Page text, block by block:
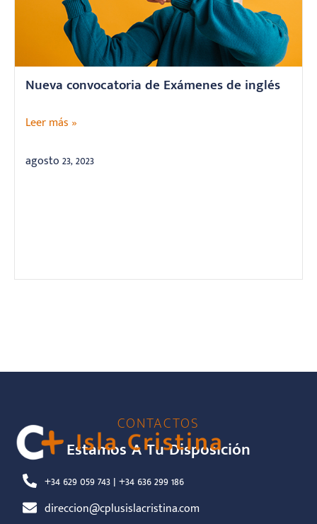
Nueva convocatoria de Exámenes de inglés
Leer más »
agosto 23, 2023
CONTACTOS
Estamos A Tu Disposición
+34 629 059 743 | +34 636 299 186
direccion@cplusislacristina.com